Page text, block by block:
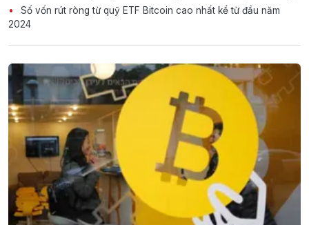
Số vốn rút ròng từ quỹ ETF Bitcoin cao nhất kể từ đầu năm
2024